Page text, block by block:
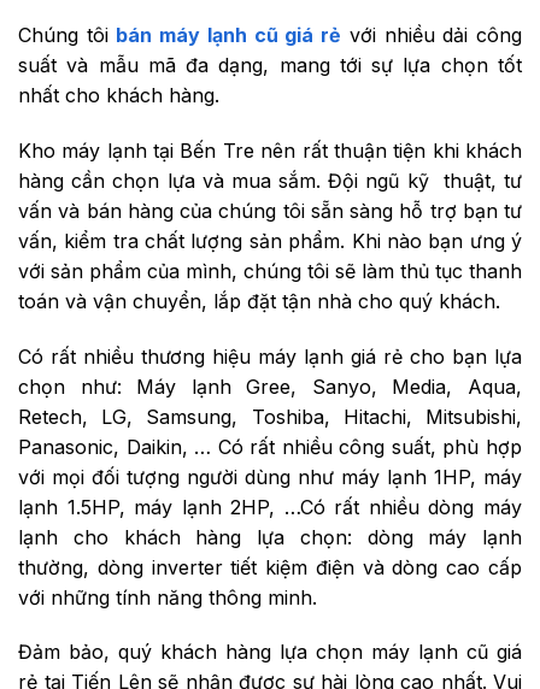
Chúng tôi bán máy lạnh cũ giá rẻ với nhiều dải công
suất và mẫu mã đa dạng, mang tới sự lựa chọn tốt
nhất cho khách hàng.
Kho máy lạnh tại Bến Tre nên rất thuận tiện khi khách
hàng cần chọn lựa và mua sắm. Đội ngũ kỹ thuật, tư
vấn và bán hàng của chúng tôi sẵn sàng hỗ trợ bạn tư
vấn, kiểm tra chất lượng sản phẩm. Khi nào bạn ưng ý
với sản phẩm của mình, chúng tôi sẽ làm thủ tục thanh
toán và vận chuyển, lắp đặt tận nhà cho quý khách.
Có rất nhiều thương hiệu máy lạnh giá rẻ cho bạn lựa
chọn như: Máy lạnh Gree, Sanyo, Media, Aqua,
Retech, LG, Samsung, Toshiba, Hitachi, Mitsubishi,
Panasonic, Daikin, … Có rất nhiều công suất, phù hợp
với mọi đối tượng người dùng như máy lạnh 1HP, máy
lạnh 1.5HP, máy lạnh 2HP, …Có rất nhiều dòng máy
lạnh cho khách hàng lựa chọn: dòng máy lạnh
thường, dòng inverter tiết kiệm điện và dòng cao cấp
với những tính năng thông minh.
Đảm bảo, quý khách hàng lựa chọn máy lạnh cũ giá
rẻ tại Tiến Lên sẽ nhận được sự hài lòng cao nhất. Vui